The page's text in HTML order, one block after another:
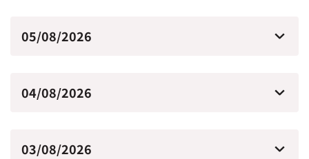
05/08/2026
04/08/2026
03/08/2026